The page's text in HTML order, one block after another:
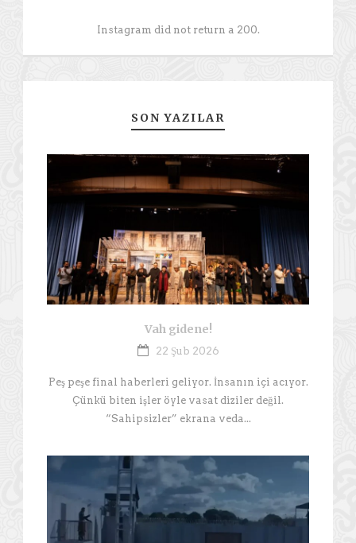
Instagram did not return a 200.
SON YAZILAR
Vah gidene!
22 Şub 2026
Peş peşe final haberleri geliyor. İnsanın içi acıyor.
Çünkü biten işler öyle vasat diziler değil.
“Sahipsizler” ekrana veda...